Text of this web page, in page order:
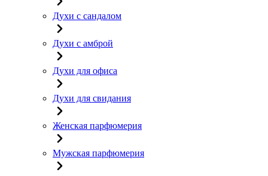
Духи с сандалом
Духи с амброй
Духи для офиса
Духи для свидания
Женская парфюмерия
Мужская парфюмерия